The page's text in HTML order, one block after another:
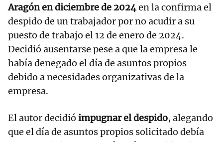
Aragón en diciembre de 2024en la confirma el
despido de un trabajador por no acudir a su
puesto de trabajo el 12 de enero de 2024.
Decidió ausentarse pese a que la empresa le
había denegado el día de asuntos propios
debido a necesidades organizativas de la
empresa.
El autor decidió impugnar el despido, alegando
que el día de asuntos propios solicitado debía